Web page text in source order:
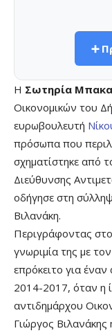
➕
Η Σωτηρία
Οικονομικών του
ευρωβουλευτή
πρόσωπα που
σχηματίστηκε από
Διεύθυνσης
οδήγησε στη
Βιλανάκη.
Περιγράφοντας
γνωριμία της με τον
επρόκειτο για
2014-2017, όταν η
αντιδημάρχου
Γιώργος